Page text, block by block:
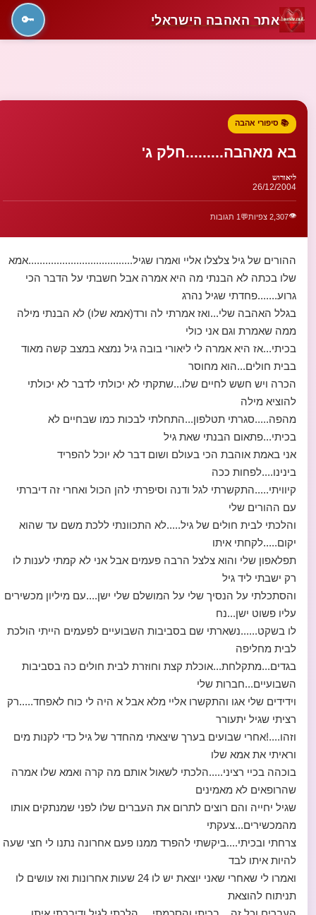
אתר האהבה הישראלי 🔑
📚 סיפורי אהבה
בא מאהבה.........חלק ג'
ליאורוש
26/12/2004
👁️2,307 צפיות 💬 1 תגובות
ההורים של גיל צלצלו אליי ואמרו שגיל.....................................אמא
שלו בכתה לא הבנתי מה היא אמרה אבל חשבתי על הדבר הכי
גרוע.......פחדתי שגיל נהרג
בגלל האהבה שלי...ואז אמרתי לה ורד(אמא שלו) לא הבנתי מילה
ממה שאמרת וגם אני כולי
בכיתי...אז היא אמרה לי ליאורי בובה גיל נמצא במצב קשה מאוד
בבית חולים...הוא מחוסר
הכרה ויש חשש לחיים שלו...שתקתי לא יכולתי לדבר לא יכולתי
להוציא מילה
מהפה.....סגרתי תטלפון...התחלתי לבכות כמו שבחיים לא
בכיתי...פתאום הבנתי שאת גיל
אני באמת אוהבת הכי בעולם ושום דבר לא יוכל להפריד
בינינו....לפחות ככה
קיוויתי.....התקשרתי לגל ודנה וסיפרתי להן הכול ואחרי זה דיברתי
עם ההורים שלי
והלכתי לבית חולים של גיל.....לא התכוונתי ללכת משם עד שהוא
יקום.....לקחתי איתו
תפלאפון שלי והוא צלצל הרבה פעמים אבל אני לא קמתי לענות לו
רק ישבתי ליד גיל
והסתכלתי על הנסיך שלי על המושלם שלי ישן....עם מיליון מכשירים
עליו פשוט ישן...נח
לו בשקט......נשארתי שם בסביבות השבועיים לפעמים הייתי הולכת
לבית מחליפה
בגדים...מתקלחת...אוכלת קצת וחוזרת לבית חולים כה בסביבות
השבועיים...חברות שלי
וידידים שלי אגו והתקשרו אליי מלא אבל א היה לי כוח לאפחד.....רק
רציתי שגיל יתעורר
וזהו....!אחרי שבועים בערך שיצאתי מהחדר של גיל כדי לקנות מים
וראיתי את אמא שלו
בוכהה בכיי רציני.....הלכתי לשאול אותם מה קרה ואמא שלו אמרה
שהרופאים לא מאמינים
שגיל יחייה והם רוצים לתרום את העברים שלו לפני שמנתקים אותו
מהמכשירים...צעקתי
צרחתי ובכיתי....ביקשתי להפרד ממנו פעם אחרונה נתנו לי חצי שעה
להיות איתו לבד
ואמרו לי שאחרי שאני יוצאת יש לו 24 שעות אחרונות ואז עושים לו
תניתוח להוצאת